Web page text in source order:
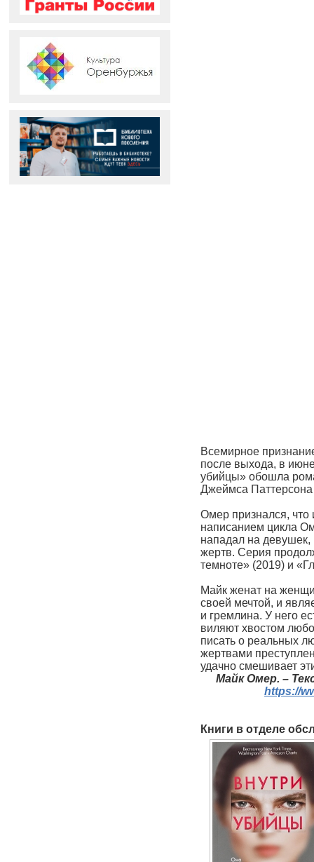
Всемирное
после выхода, в
убийцы» обошла
Джеймса Паттерсона
Омер признался,
написанием цикла
нападал на
жертв. Серия
темноте» (2019) и
Майк женат на
своей мечтой, и
и гремлина. У него
виляют хвостом
писать о реальных
жертвами
удачно смешивает
Майк Омер. –
https://
Книги в отделе